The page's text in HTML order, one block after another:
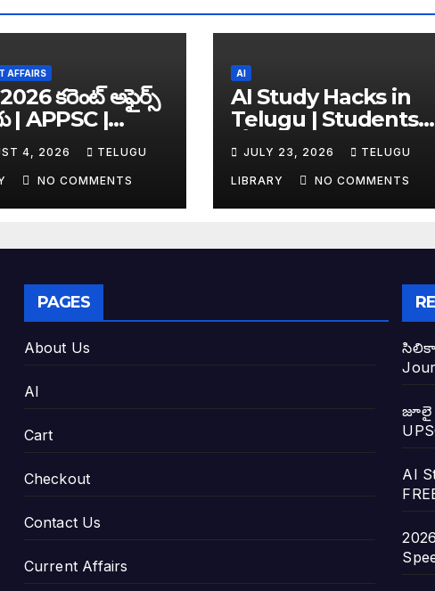
AFFAIRS
కరెంట్ అఫైర్స్
| APPSC |
| UPSC | SSC |
Exam
4, 2026 TELUGU
NO COMMENTS
AI
AI Study Hacks in
Telugu | Students
కోసం Best FREE AI
Tools & Smart Study
Tips (2026)
JULY 23, 2026 TELUGU
LIBRARY NO COMMENTS
PAGES
About Us
AI
Cart
Checkout
Contact Us
Current Affairs
జూలై
AI